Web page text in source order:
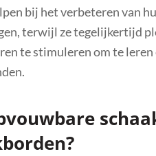
bij het verbeteren van
terwijl ze tegelijkertijd
te stimuleren om te